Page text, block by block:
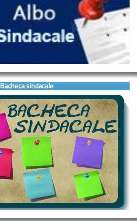
Bacheca sindacale